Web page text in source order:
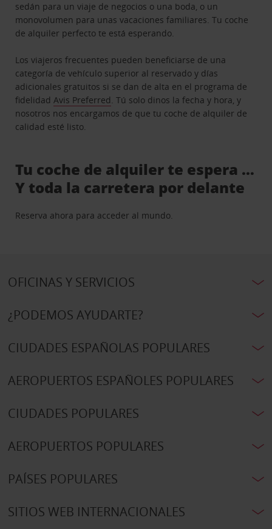
sedán para un viaje de negocios o una boda, o un
monovolumen para unas vacaciones familiares. Tu coche
de alquiler perfecto te está esperando.
Los viajeros frecuentes pueden beneficiarse de una
categoría de vehículo superior al reservado y días
adicionales gratuitos si se dan de alta en el programa de
fidelidadAvis Preferred. Tú solo dinos la fecha y hora, y
nosotros nos encargamos de que tu coche de alquiler de
calidad esté listo.
Tu coche de alquiler te espera …
Y toda la carretera por delante
Reserva ahora para acceder al mundo.
OFICINAS Y SERVICIOS
¿PODEMOS AYUDARTE?
CIUDADES ESPAÑOLAS POPULARES
AEROPUERTOS ESPAÑOLES POPULARES
CIUDADES POPULARES
AEROPUERTOS POPULARES
PAÍSES POPULARES
SITIOS WEB INTERNACIONALES